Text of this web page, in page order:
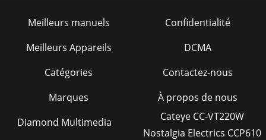
Meilleurs manuels
Meilleurs Appareils
Catégories
Marques
Confidentialité
DCMA
Contactez-nous
À propos de nous
Diamond Multimedia
Cateye CC-VT220W
Nostalgia Electrics CCP610